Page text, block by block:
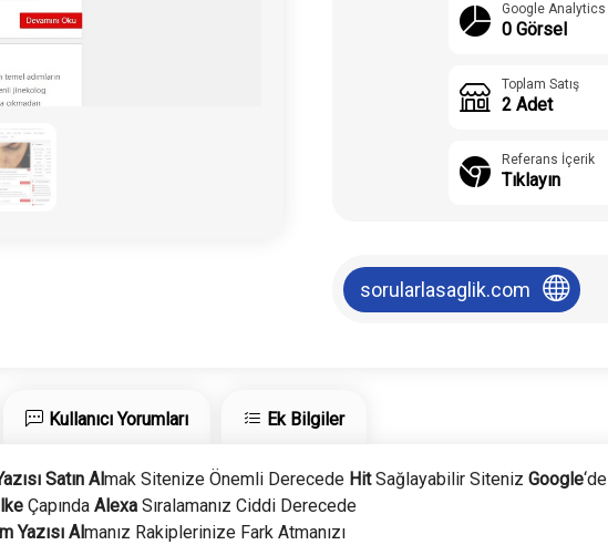
Google Analytics
0 Görsel
Toplam Satış
2 Adet
Referans İçerik
Tıklayın
sorularlasaglik.com
Kullanıcı Yorumları Ek Bilgiler
Satın Almak Sitenize Önemli Derecede HitSağlayabilir SitenizGoogle‘de
ÇapındaAlexa Sıralamanız Ciddi Derecede
Yazısı Almanız Rakiplerinize Fark Atmanızı